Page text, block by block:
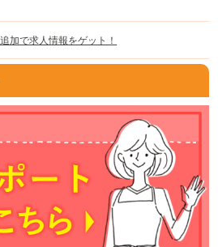
加で求人情報をゲット！